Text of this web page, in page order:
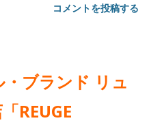
コメントを投稿する
ブランド リュ
REUGE